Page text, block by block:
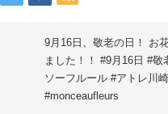
9月16日、敬老の日！ お
ました！！ #9月16日 #敬
ソーフルール #アトレ川
#monceaufleurs